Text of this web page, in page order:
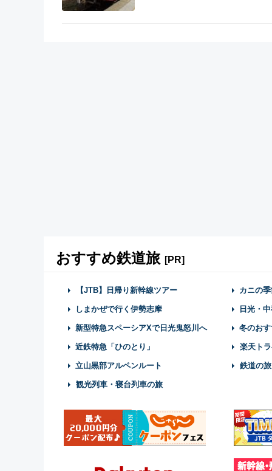
おすすめ鉄道旅 [PR]
【JTB】日帰り新幹線ツアー カニの
しまかぜで行く伊勢志摩 日光・
新型特急スペーシアXで日光鬼怒川へ 冬のお
近鉄特急「ひのとり」 楽天ト
立山黒部アルペンルート 鉄道の
観光列車・寝台列車の旅